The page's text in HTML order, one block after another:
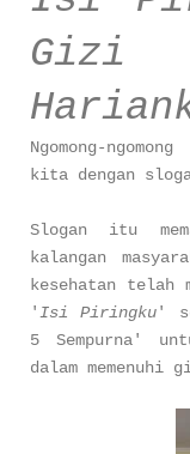
Gizi
Ngomong-
kita dengan
Slogan itu
kalangan
kesehatan telah
'Isi Piringku'
5 Sempurna'
dalam memenuhi